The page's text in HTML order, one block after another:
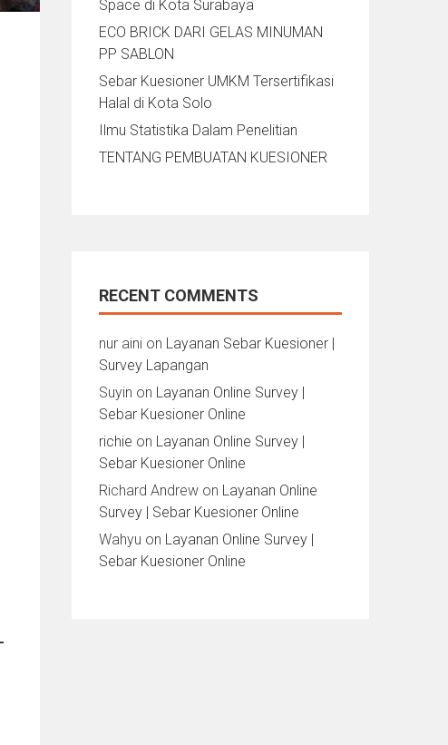
Space di Kota Surabaya
ECO BRICK DARI GELAS MINUMAN
PP SABLON
Sebar Kuesioner UMKM Tersertifikasi
Halal di Kota Solo
Ilmu Statistika Dalam Penelitian
TENTANG PEMBUATAN KUESIONER
RECENT COMMENTS
nur aini on Layanan Sebar Kuesioner |
Survey Lapangan
Suyin on Layanan Online Survey |
Sebar Kuesioner Online
richie on Layanan Online Survey |
Sebar Kuesioner Online
Richard Andrew on Layanan Online
Survey | Sebar Kuesioner Online
Wahyu on Layanan Online Survey |
Sebar Kuesioner Online